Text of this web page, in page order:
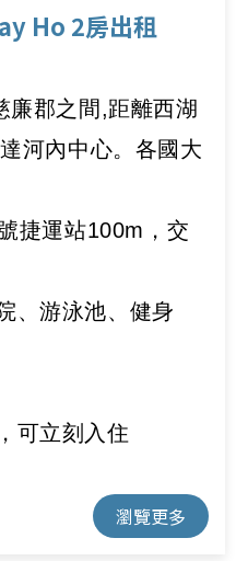
Ho 2房出租
廉郡之間,距離西湖
河內中心。各國大
捷運站100m，交
、游泳池、健身
可立刻入住
瀏覽更多